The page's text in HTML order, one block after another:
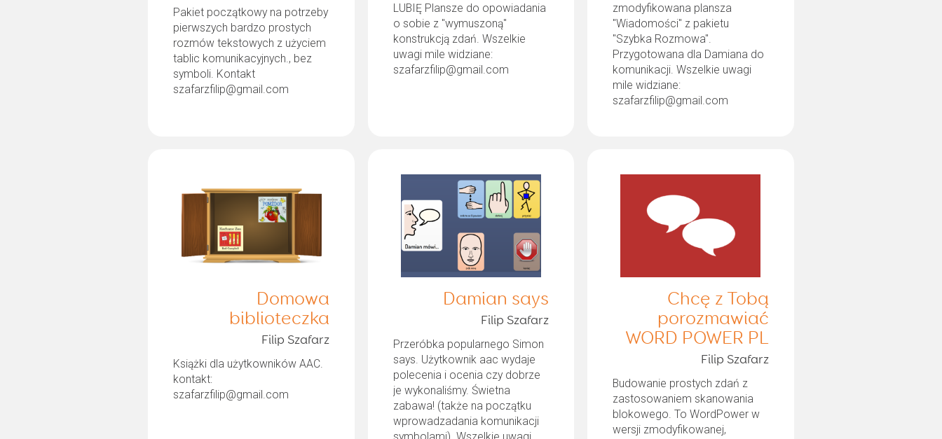
zmodyfikowana plansza
"Wiadomości" z pakietu
"Szybka Rozmowa".
Przygotowana dla Damiana do
komunikacji. Wszelkie uwagi
mile widziane:
szafarzfilip@gmail.com
LUBIĘ Plansze do opowiadania
o sobie z "wymuszoną"
konstrukcją zdań. Wszelkie
uwagi mile widziane:
szafarzfilip@gmail.com
Pakiet początkowy na potrzeby
pierwszych bardzo prostych
rozmów tekstowych z użyciem
tablic komunikacyjnych., bez
symboli. Kontakt
szafarzfilip@gmail.com
Chcę z Tobą
porozmawiać
WORD POWER PL
Filip Szafarz
Budowanie prostych zdań z
zastosowaniem skanowania
blokowego. To WordPower w
wersji zmodyfikowanej,
Damian says
Filip Szafarz
Przeróbka popularnego Simon
says. Użytkownik aac wydaje
polecenia i ocenia czy dobrze
je wykonaliśmy. Świetna
zabawa! (także na początku
wprowadzadania komunikacji
Domowa
biblioteczka
Filip Szafarz
Książki dla użytkowników AAC.
kontakt:
szafarzfilip@gmail.com